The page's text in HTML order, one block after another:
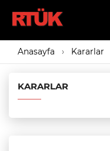
Anasayfa Kararlar
KARARLAR